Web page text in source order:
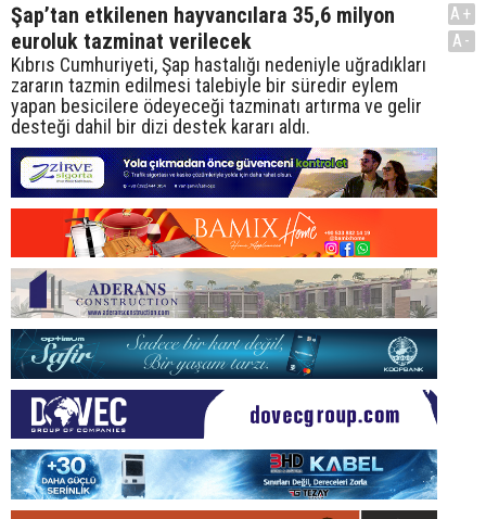
Şap’tan etkilenen hayvancılara 35,6 milyon
euroluk tazminat verilecek
Kıbrıs Cumhuriyeti, Şap hastalığı nedeniyle uğradıkları
zararın tazmin edilmesi talebiyle bir süredir eylem
yapan besicilere ödeyeceği tazminatı artırma ve gelir
desteği dahil bir dizi destek kararı aldı.
A+
A-